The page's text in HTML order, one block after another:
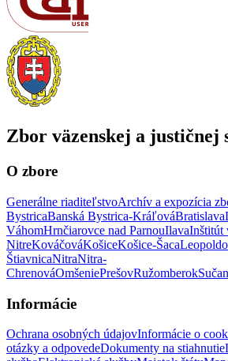
Zbor väzenskej a justičnej
O zbore
Generálne riaditeľstvoArchív a expozícia
BystricaBanská Bystrica-KráľováBratislava
VáhomHrnčiarovce nad ParnouIlavaInštitút
NitreKováčováKošiceKošice-Šaca
ŠtiavnicaNitraNitra-
ChrenováOmšeniePrešovRužomberok
Informácie
Ochrana osobných údajovInformácie o
otázky a odpovedeDokumenty na stiahnutie